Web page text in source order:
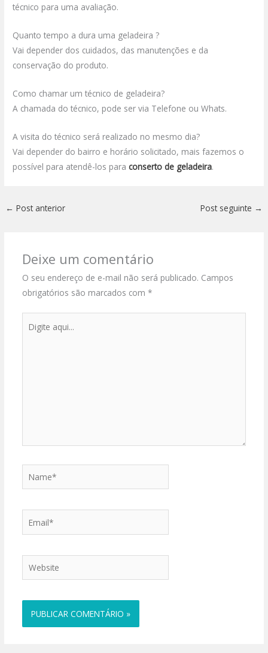
técnico para uma avaliação.
Quanto tempo a dura uma geladeira ?
Vai depender dos cuidados, das manutenções e da
conservação do produto.
Como chamar um técnico de geladeira?
A chamada do técnico, pode ser via Telefone ou Whats.
A visita do técnico será realizado no mesmo dia?
Vai depender do bairro e horário solicitado, mais fazemos o
possível para atendê-los paraconserto de geladeira.
← Post anterior Post seguinte →
Deixe um comentário
O seu endereço de e-mail não será publicado. Campos
obrigatórios são marcados com *
aqui...
Name*
Website